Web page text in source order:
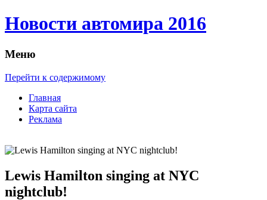
Новости автомира 2016
Меню
Перейти к содержимому
Главная
Карта сайта
Реклама
Lewis Hamilton singing at NYC
nightclub!